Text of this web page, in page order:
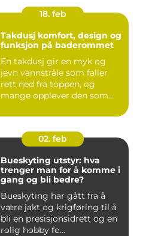
18. feb
Takdusj komfort, design og
funksjon på baderommet
En takdusj gir en myk og
jevn vannstråle som faller
rett ned fra toppen, og
mange opplever den som
02. feb
Bueskyting utstyr: hva
trenger man for å komme i
gang og bli bedre?
Bueskyting har gått fra å
være jakt og krigføring til å
bli en presisjonsidrett og en
rolig hobby fo...